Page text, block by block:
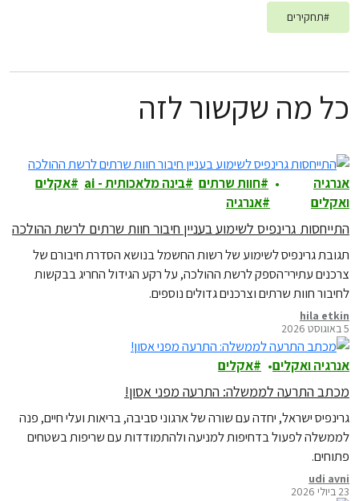
#תחקירים
כל מה שקשור לזה
אנרגיה
ואקלים
חוות שרתים בינה מלאכותית - ai
אקלים
אנרגיה
התייחסות גרינפיס לשימוע בעניין חיבור חוות שרתים לרשת ההולכה
תגובת גרינפיס לשימוע של רשות החשמל בנושא הסדרת חיבורם של
צרכנים עתירי־הספק לרשת ההולכה, על רקע הגידול החריג בבקשות
לחיבור חוות שרתים וצרכנים גדולים נוספים.
hila etkin
5 באוגוסט 2026
אנרגיה ואקלים אקלים
מכתב התרעה לממשלה: התרעה מפני אסון!
גרינפיס ישראל, יחדה עם שורה של ארגוני סביבה, בריאות ועלי חיים, פנה
לממשלה לפעול בדחיפות למניעה ולהתמודדות עם שריפות בשטחים
פתוחים.
udi avni
23 ביולי 2026